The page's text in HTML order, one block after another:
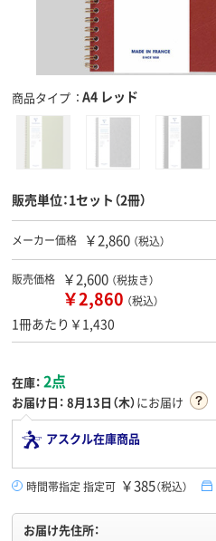
商品タイプ A4 レッド
販売単位：1セット（2冊）
メーカー価格 ￥2,860 （税込）
販売価格 ￥2,600 （税抜き）
￥2,860 （税込）
1冊あたり￥1,430
在庫： 2点
お届け日： 8月13日（木）にお届け
アスクル在庫商品
時間帯指定 指定可 ￥385（税込）
お届け先住所：